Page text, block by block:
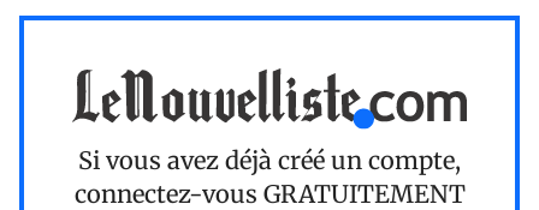
Si vous avez déjà créé un compte,
connectez-vous GRATUITEMENT